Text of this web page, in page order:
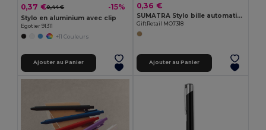
0,37 €0,44 € -15%
Stylo en aluminium avec clip
Egotier 91311
+11 Couleurs
Ajouter au Panier
0,36 €
SUMATRA Stylo bille automatique
GiftRetail MO7318
Ajouter au Panier